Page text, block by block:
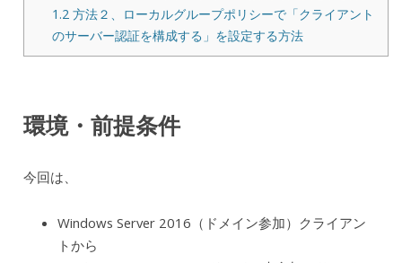
1.2方法２、ローカルグループポリシーで「クライアント
のサーバー認証を構成する」を設定する方法
環境・前提条件
今回は、
Windows Server 2016（ドメイン参加）クライアン
トから